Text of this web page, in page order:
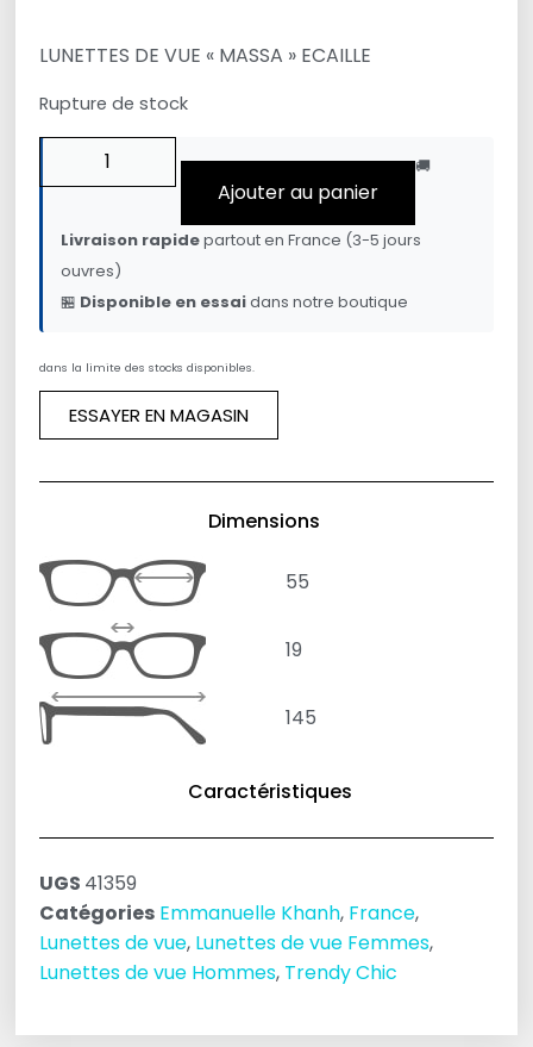
LUNETTES DE VUE « MASSA » ECAILLE
Rupture de stock
Ajouter au panier
🚚
Livraison rapidepartout en France (3-5 jours
ouvres)
🏪 Disponible en essaidans notre boutique
dans la limite des stocks disponibles.
ESSAYER EN MAGASIN
Dimensions
55
19
145
Caractéristiques
UGS 41359
Catégories Emmanuelle Khanh, France,
Lunettes de vue, Lunettes de vue Femmes,
Lunettes de vue Hommes, Trendy Chic